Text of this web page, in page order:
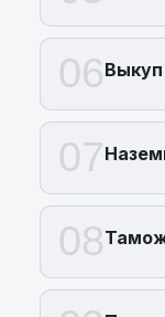
06
07
08